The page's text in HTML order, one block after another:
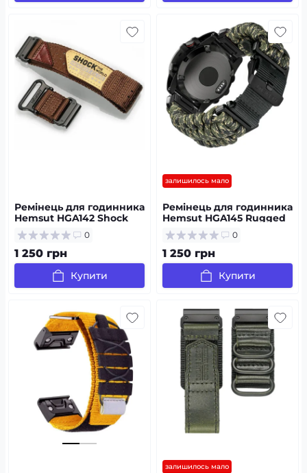
Ремінець для годинника
Hemsut HGA142 Shock
the world Garmin Brown
22 mm
0
1 250 грн
Купити
залишилось мало
Ремінець для годинника
Hemsut HGA145 Rugged
Paracord Garmin Army
Green 22 mm 0
1 250 грн
Купити
залишилось мало